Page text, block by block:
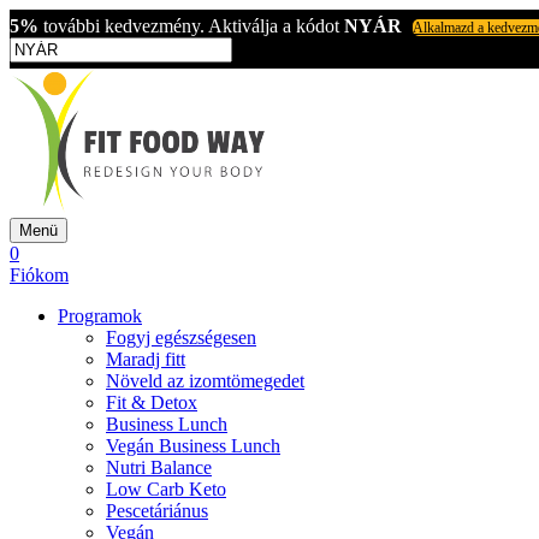
5% további kedvezmény. Aktiválja a kódot NYÁR Alkalmazd a
Menü
0
Fiókom
Programok
Fogyj egészségesen
Maradj fitt
Növeld az izomtömegedet
Fit & Detox
Business Lunch
Vegán Business Lunch
Nutri Balance
Low Carb Keto
Pescetáriánus
Vegán